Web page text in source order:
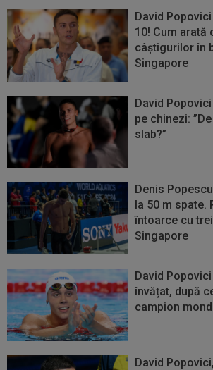
David
10! Cum arată
câștigurilor în
Singapore
David
pe chinezi:
slab?”
Denis
la 50 m spate.
întoarce cu
Singapore
David
învățat, după
campion
David